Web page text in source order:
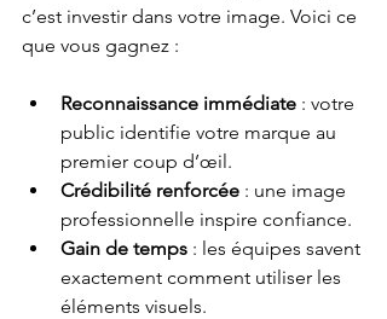
c’est investir dans votre image. Voici ce
que vous gagnez :
Reconnaissance immédiate : votre
public identifie votre marque au
premier coup d’œil.
Crédibilité renforcée : une image
professionnelle inspire confiance.
Gain de temps : les équipes savent
exactement comment utiliser les
éléments visuels.